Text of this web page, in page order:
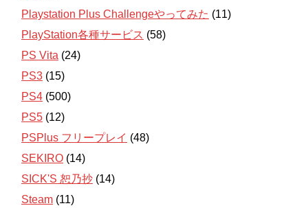
Playstation Plus Challengeやってみた (11)
PlayStation各種サービス (58)
PS Vita (24)
PS3 (15)
PS4 (500)
PS5 (12)
PSPlus フリープレイ (48)
SEKIRO (14)
SICK'S 恕乃抄 (14)
Steam (11)